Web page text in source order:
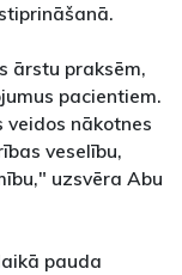
ārstu praksēm,
pacientiem.
veidos nākotnes
veselību,
uzsvēra Abu
pauda